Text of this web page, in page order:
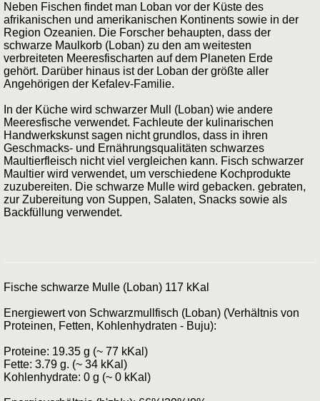
Neben Fischen findet man Loban vor der Küste des
afrikanischen und amerikanischen Kontinents sowie in der
Region Ozeanien. Die Forscher behaupten, dass der
schwarze Maulkorb (Loban) zu den am weitesten
verbreiteten Meeresfischarten auf dem Planeten Erde
gehört. Darüber hinaus ist der Loban der größte aller
Angehörigen der Kefalev-Familie.
In der Küche wird schwarzer Mull (Loban) wie andere
Meeresfische verwendet. Fachleute der kulinarischen
Handwerkskunst sagen nicht grundlos, dass in ihren
Geschmacks- und Ernährungsqualitäten schwarzes
Maultierfleisch nicht viel vergleichen kann. Fisch schwarzer
Maultier wird verwendet, um verschiedene Kochprodukte
zuzubereiten. Die schwarze Mulle wird gebacken. gebraten,
zur Zubereitung von Suppen, Salaten, Snacks sowie als
Backfüllung verwendet.
Fische schwarze Mulle (Loban) 117 kKal
Energiewert von Schwarzmullfisch (Loban) (Verhältnis von
Proteinen, Fetten, Kohlenhydraten - Buju):
Proteine: 19.35 g (~ 77 kKal)
Fette: 3.79 g. (~ 34 kKal)
Kohlenhydrate: 0 g (~ 0 kKal)